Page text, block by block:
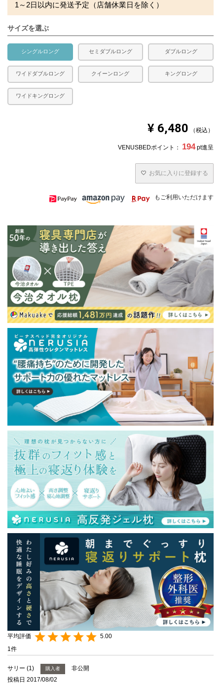
1～2日以内に発送予定（店舗休業日を除く）
サイズを選ぶ
シングルロング セミダブルロング ダブルロング
ワイドダブルロング クイーンロング キングロング
ワイドキングロング
¥ 6,480 税込
VENUSBEDポイント： 194 pt進呈
お気に入りに登録する
もご利用いただけます
5.00
1
サリー 1 購入者
非公開
投稿日 2017/08/02